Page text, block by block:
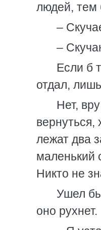
людей, тем
–
–
Если б
отдал,
Нет,
вернуться,
лежат два
маленький
Никто не
Ушел
оно рухнет.